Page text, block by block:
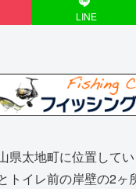
LINE
県太地町に位置して
トイレ前の岸壁の2ヶ